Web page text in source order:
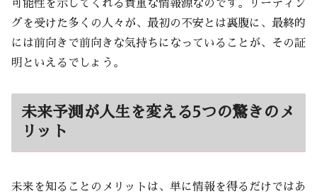
可能性を示してくれる貴重な情報源なのです。リーディン
グを受けた多くの人々が、最初の不安とは裏腹に、最終的
には前向きで前向きな気持ちになっていることが、その証
明といえるでしょう。
未来予測が人生を変える5つの驚きのメ
リット
未来を知ることのメリットは、単に情報を得るだけではあ